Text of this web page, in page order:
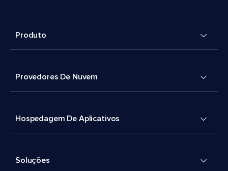
Produto
Provedores De Nuvem
Hospedagem De Aplicativos
Soluções